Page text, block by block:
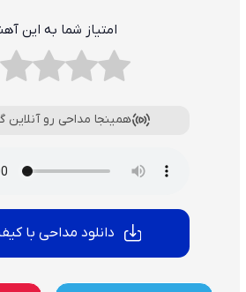
امتیاز شما به این
همینجا مداحی رو
دانلود مداحی با